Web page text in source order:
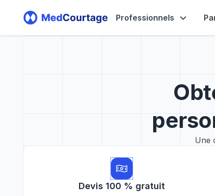
Professionnels
Une
Devis 100 % gratuit